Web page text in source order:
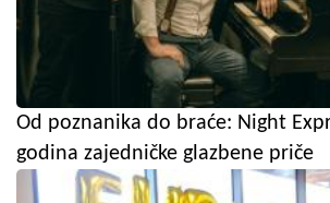
Od poznanika do braće: Night
godina zajedničke glazbene priče